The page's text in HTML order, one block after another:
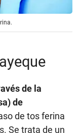
de la
de
de tos ferina
Se trata de un